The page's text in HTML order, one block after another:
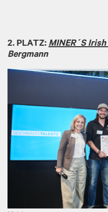
2. PLATZ: MINER´S
Bergmann
Image